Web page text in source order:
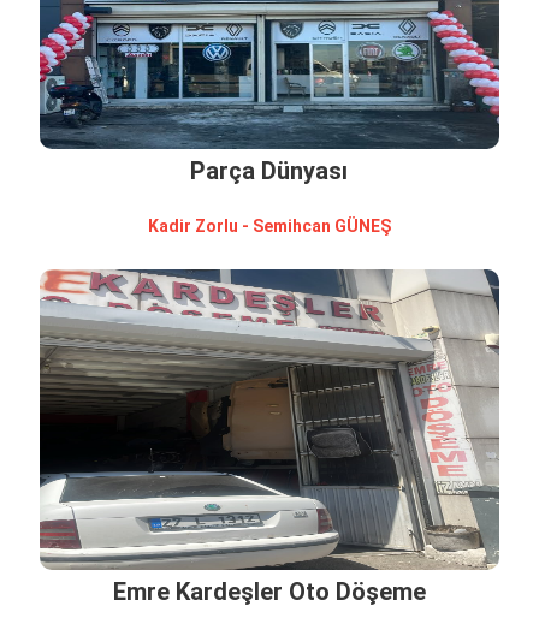
Parça Dünyası
Kadi̇r Zorlu - Semi̇hcan GÜNEŞ
Emre Kardeşler Oto Döşeme